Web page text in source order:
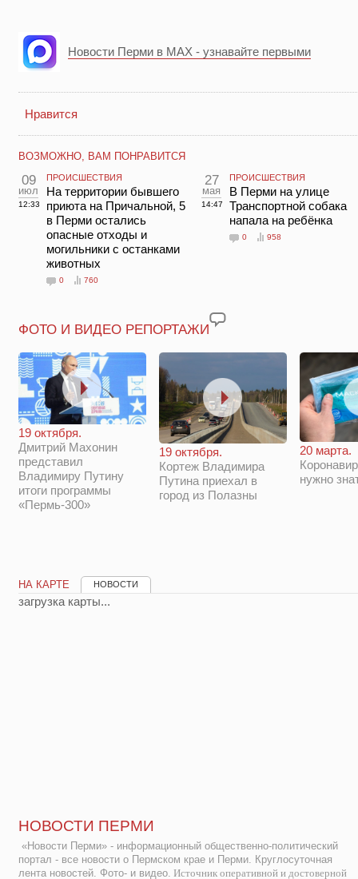
Новости Перми в MAX - узнавайте первыми
Нравится
ВОЗМОЖНО, ВАМ ПОНРАВИТСЯ
09
июл
12:33
ПРОИСШЕСТВИЯ
На территории бывшего
приюта на Причальной, 5
в Перми остались
опасные отходы и
могильники с останками
животных
0 760
27
мая
14:47
ПРОИСШЕСТВИЯ
В Перми на улице
Транспортной собака
напала на ребёнка
0 958
ФОТО И ВИДЕО РЕПОРТАЖИ
19 октября.
Дмитрий Махонин
представил
Владимиру Путину
итоги программы
«Пермь-300»
19 октября.
Кортеж Владимира
Путина приехал в
город из Полазны
20 марта.
нужно
НА КАРТЕ НОВОСТИ
загрузка карты...
НОВОСТИ ПЕРМИ
«Новости Перми» - информационный общественно-политический
портал - все новости о Пермском крае и Перми. Круглосуточная
лента новостей. Фото- и видео. Источник оперативной и достоверной